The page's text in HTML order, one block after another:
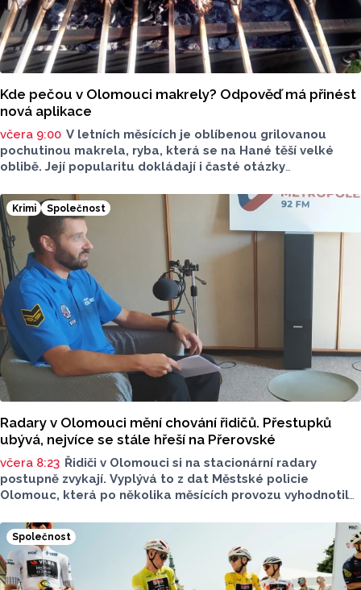
Kde pečou v Olomouci makrely? Odpověď má přinést
nová aplikace
včera 9:00 V letních měsících je oblíbenou grilovanou
pochutinou makrela, ryba, která se na Hané těší velké
oblibě. Její popularitu dokládají i časté otázky
nebo o víkendu grilovat. Zpřehlednit tyto informace
má nová letní mikroaplikace "Kde pečou makrely?“
Krimi Společnost
Radary v Olomouci mění chování řidičů. Přestupků
ubývá, nejvíce se stále hřeší na Přerovské
včera 8:23 Řidiči v Olomouci si na stacionární radary
postupně zvykají. Vyplývá to z dat Městské policie
Olomouc, která po několika měsících provozu vyhodnotila
zaznamenaných přestupků zde oproti prvním měsícům
výrazně klesl, v některých lokalitách až o polovinu.
O dopravě, ale i o případech, která musela Městská
policie Olomouc (MPO) řešit mluvil v pocastu Radia
Společnost